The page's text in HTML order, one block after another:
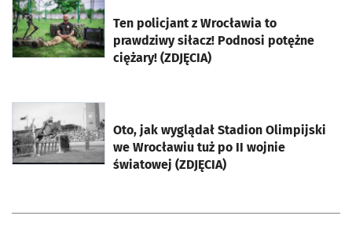
Ten policjant z Wrocławia to
prawdziwy siłacz! Podnosi potężne
ciężary! (ZDJĘCIA)
otworzy się w nowej karcie
Oto, jak wyglądał Stadion Olimpijski
we Wrocławiu tuż po II wojnie
światowej (ZDJĘCIA)
otworzy się w nowej karcie